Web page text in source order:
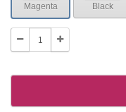
Magenta Black